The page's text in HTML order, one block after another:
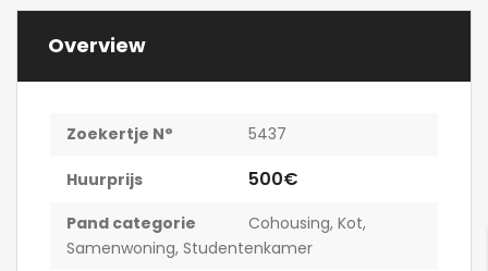
Overview
Zoekertje N° 5437
Huurprijs 500€
Pand categorie Cohousing, Kot,
Samenwoning, Studentenkamer